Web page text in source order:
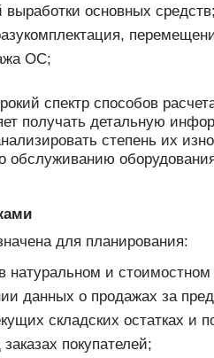
выработки основных
ОС;
спектр способов
получать детальную
степень их
обслуживанию
для планирования:
натуральном и
данных о продажах за
складских остатках и
покупателей;